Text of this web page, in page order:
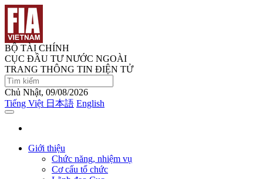
BỘ TÀI CHÍNH
CỤC ĐẦU TƯ NƯỚC NGOÀI
TRANG THÔNG TIN ĐIỆN TỬ
Chủ Nhật, 09/08/2026
Tiếng Việt 日本語 English
Giới thiệu
Chức năng, nhiệm vụ
Cơ cấu tổ chức